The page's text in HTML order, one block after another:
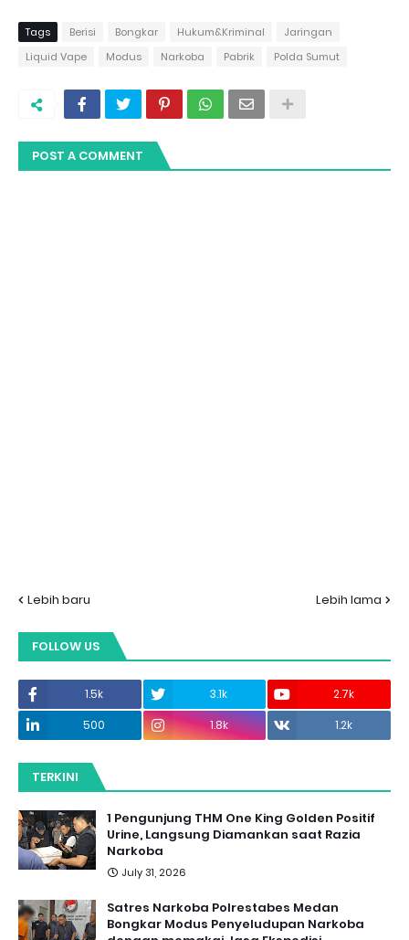
Tags Berisi Bongkar Hukum&Kriminal
Jaringan
Liquid Vape
Modus Narkoba Pabrik Polda Sumut
POST A COMMENT
Lebih baru Lebih lama
FOLLOW US
1.5k 3.1k
2.7k
500
1.8k 1.2k
TERKINI
1 Pengunjung THM One King Golden Positif
Urine, Langsung Diamankan saat Razia
Narkoba
July 31, 2026
Satres Narkoba Polrestabes Medan
Bongkar Modus Penyeludupan Narkoba